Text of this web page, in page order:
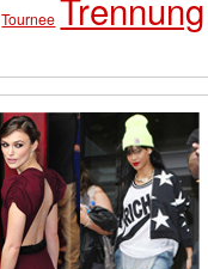
Tournee